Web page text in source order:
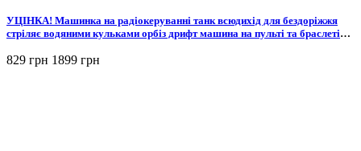
УЦІНКА! Машинка на радіокеруванні танк всюдихід для бездоріжжя
стріляє водяними кульками орбіз дрифт машина на пульті та браслеті
829 грн 1899 грн